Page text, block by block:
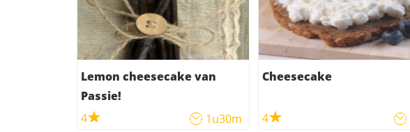
Lemon cheesecake van
Passie!
4
1u30m
Cheesecake
4